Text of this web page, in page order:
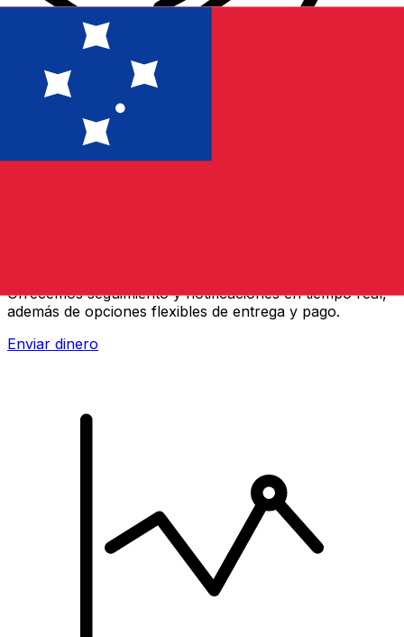
Ofrecemos seguimiento y notificaciones en tiempo real,
además de opciones flexibles de entrega y pago.
Enviar dinero